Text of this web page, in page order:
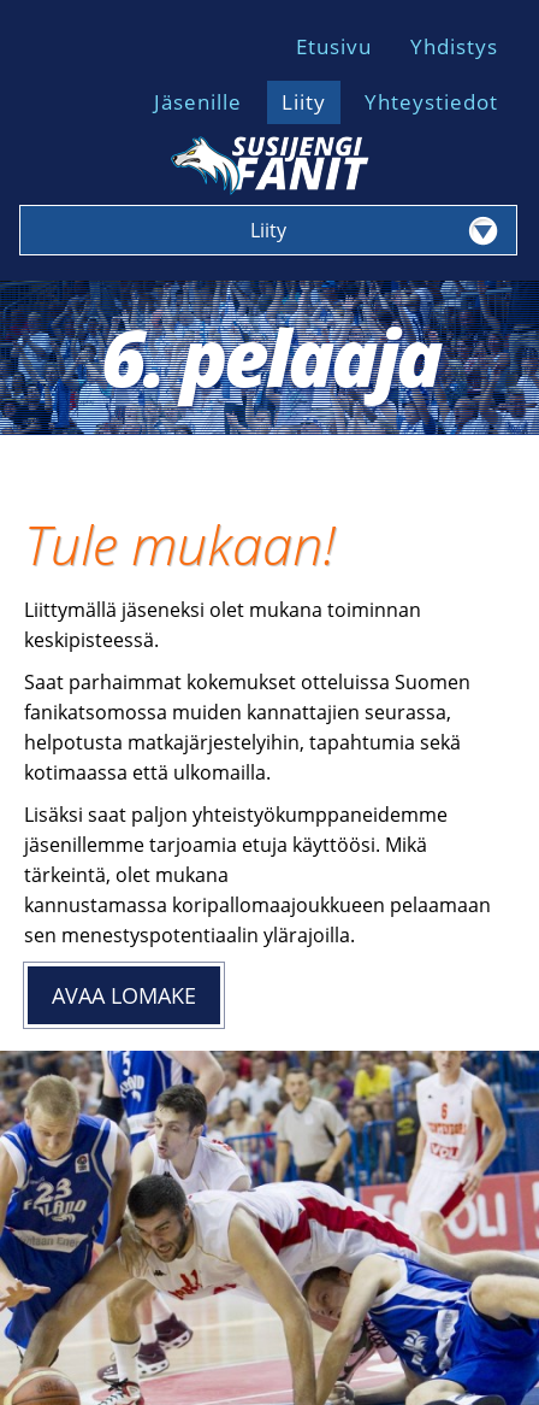
Etusivu
Yhdistys
Jäsenille
Liity Yhteystiedot
Liity
6. pelaaja
Tule mukaan!
Liittymällä jäseneksi olet mukana toiminnan
keskipisteessä.
Saat parhaimmat kokemukset otteluissa Suomen
fanikatsomossa muiden kannattajien seurassa,
helpotusta matkajärjestelyihin, tapahtumia sekä
kotimaassa että ulkomailla.
Lisäksi saat paljon yhteistyökumppaneidemme
jäsenillemme tarjoamia etuja käyttöösi. Mikä
tärkeintä, olet mukana
kannustamassa koripallomaajoukkueen pelaamaan
sen menestyspotentiaalin ylärajoilla.
AVAA LOMAKE